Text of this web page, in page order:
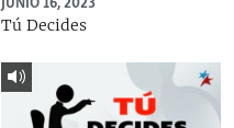
Tú Decides